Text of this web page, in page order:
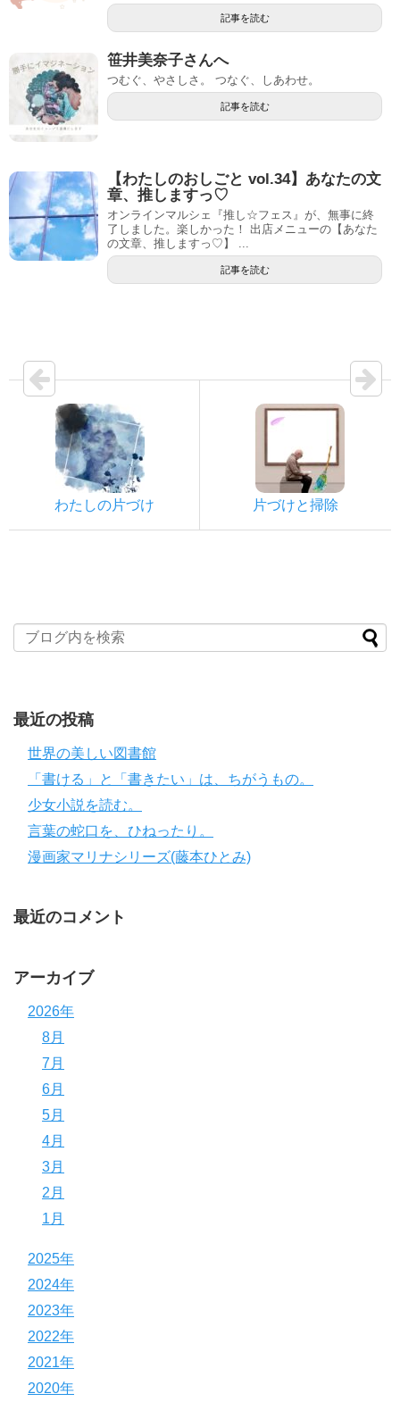
記事を読む
笹井美奈子さんへ
つむぐ、やさしさ。 つなぐ、しあわせ。
記事を読む
【わたしのおしごと vol.34】あなたの文
章、推しますっ♡
オンラインマルシェ『推し☆フェス』が、無事に終
了しました。楽しかった！ 出店メニューの【あなた
の文章、推しますっ♡】 ...
記事を読む
わたしの片づけ 片づけと掃除
最近の投稿
世界の美しい図書館
「書ける」と「書きたい」は、ちがうもの。
少女小説を読む。
言葉の蛇口を、ひねったり。
漫画家マリナシリーズ(藤本ひとみ)
最近のコメント
アーカイブ
2026年
8月
7月
6月
5月
4月
3月
2月
1月
2025年
2024年
2023年
2022年
2021年
2020年